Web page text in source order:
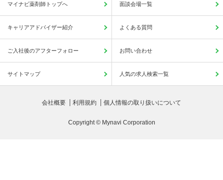
マイナビ薬剤師トップへ 面談会場一覧
キャリアアドバイザー紹介 よくある質問
ご入社後のアフターフォロー お問い合わせ
サイトマップ 人気の求人検索一覧
会社概要 利用規約 個人情報の取り扱いについて
Copyright © Mynavi Corporation